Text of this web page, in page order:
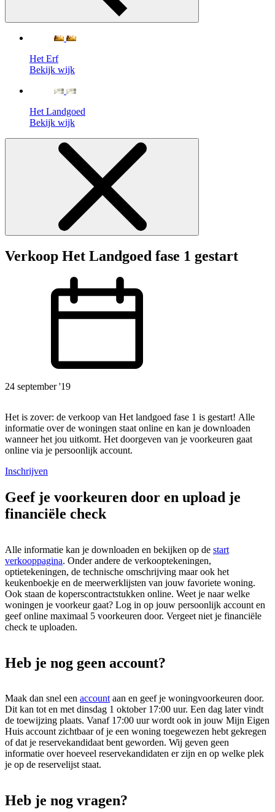
Het Erf
Bekijk wijk
Het Landgoed
Bekijk wijk
Verkoop Het Landgoed fase 1 gestart
24 september '19
Het is zover: de verkoop van Het landgoed fase 1 is gestart! Alle
informatie over de woningen staat online en kan je downloaden
wanneer het jou uitkomt. Het doorgeven van je voorkeuren gaat
online via je persoonlijk account.
Inschrijven
Geef je voorkeuren door en upload je
financiële check
Alle informatie kan je downloaden en bekijken op de start
verkooppagina. Onder andere de verkooptekeningen,
optietekeningen, de technische omschrijving maar ook het
keukenboekje en de meerwerklijsten van jouw favoriete woning.
Ook staan de koperscontractstukken online. Weet je naar welke
woningen je voorkeur gaat? Log in op jouw persoonlijk account en
geef online maximaal 5 voorkeuren door. Vergeet niet je financiële
check te uploaden.
Heb je nog geen account?
Maak dan snel een accountaan en geef je woningvoorkeuren door.
Dit kan tot en met dinsdag 1 oktober 17:00 uur. Een dag later vindt
de toewijzing plaats. Vanaf 17:00 uur wordt ook in jouw Mijn Eigen
Huis account zichtbaar of je een woning toegewezen hebt gekregen
of dat je reservekandidaat bent geworden. Wij geven geen
informatie over hoeveel reservekandidaten er zijn en op welke plek
je op de reservelijst staat.
Heb je nog vragen?